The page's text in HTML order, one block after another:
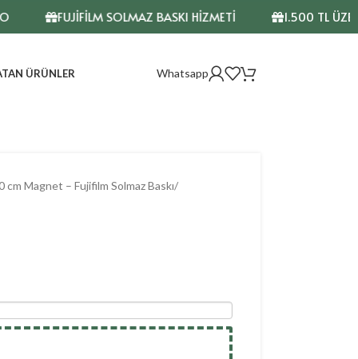
FUJİFİLM SOLMAZ BASKI HİZMETİ 1.500 TL ÜZERİ
ÜRÜNLER Whatsapp
cm Magnet – Fujifilm Solmaz Baskı/